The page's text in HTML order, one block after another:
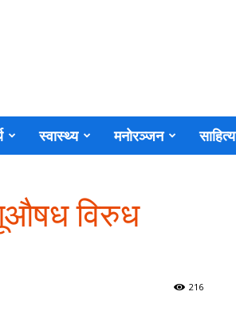
स्वास्थ्य मनोरञ्जन साहित्य
विरुध
216